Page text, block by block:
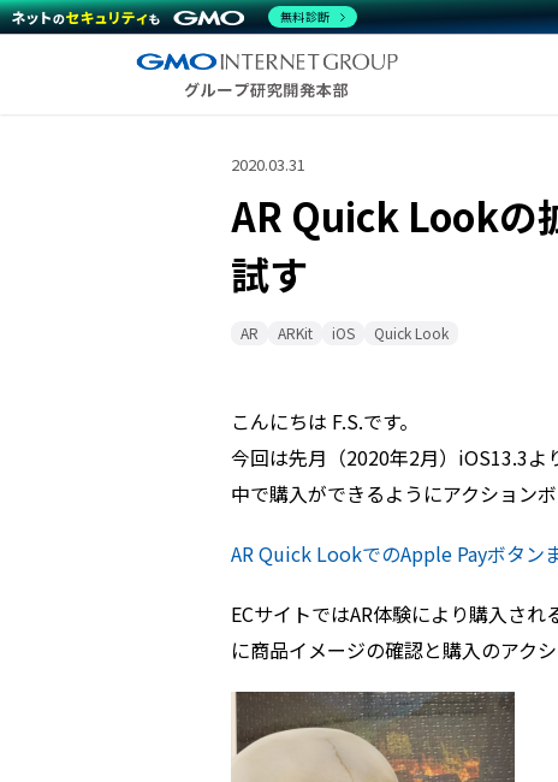
2020.03.31
AR Quick Lookの
試す
AR ARKit iOS Quick Look
こんにちは F.S.です。
今回は先月（2020年2月）iOS13.3よ
中で購入ができるようにアクション
AR Quick LookでのApple Payボタ
ECサイトではAR体験により購入さ
に商品イメージの確認と購入のアク
無料診断